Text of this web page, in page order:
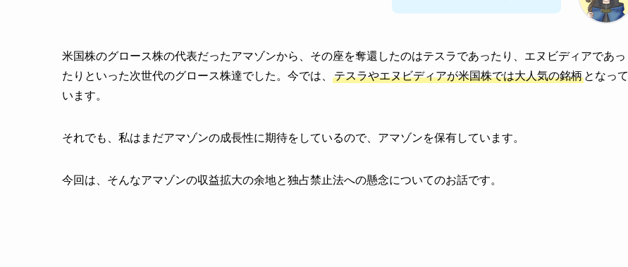
米国株のグロース株の代表だったアマゾンから、その座を奪還したのはテスラであったり、エヌビディアであっ
たりといった次世代のグロース株達でした。今では、
テスラやエヌビディアが米国株では大人気の銘柄 となって
います。
それでも、私はまだアマゾンの成長性に期待をしているので、アマゾンを保有しています。
今回は、そんなアマゾンの収益拡大の余地と独占禁止法への懸念についてのお話です。